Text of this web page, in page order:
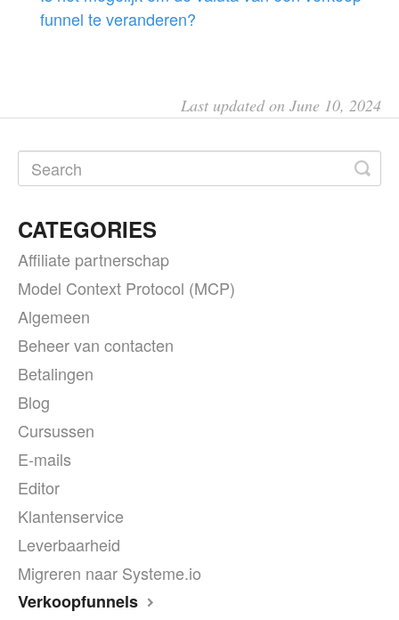
funnel te veranderen?
Last updated on June 10, 2024
CATEGORIES
Affiliate partnerschap
Model Context Protocol (MCP)
Algemeen
Beheer van contacten
Betalingen
Blog
Cursussen
E-mails
Editor
Klantenservice
Leverbaarheid
Migreren naar Systeme.io
Verkoopfunnels